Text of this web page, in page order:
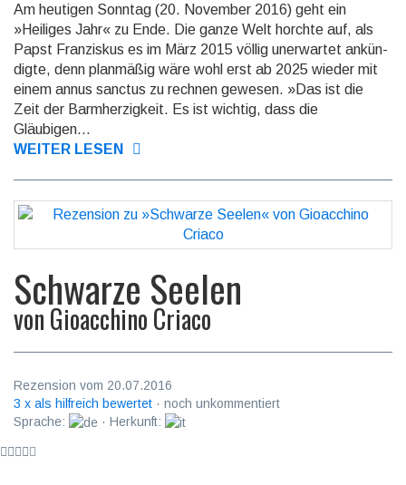
Am heutigen Sonntag (20. November 2016) geht ein
»Heiliges Jahr« zu Ende. Die ganze Welt horchte auf, als
Papst Franzis­kus es im März 2015 völlig uner­wartet ankün­
digte, denn planmäßig wäre wohl erst ab 2025 wieder mit
einem annus sanctus zu rechnen gewesen. »Das ist die
Zeit der Barm­herzig­keit. Es ist wichtig, dass die
Gläubigen...
WEITER LESEN
Schwarze Seelen
vonGioacchino Criaco
Rezension vom 20.07.2016
3 x als hilfreich bewertet · noch unkommentiert
Sprache:
· Herkunft: